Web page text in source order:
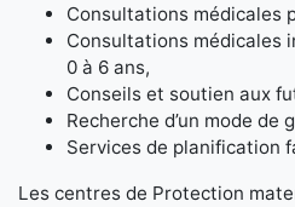
Consultations médicales
Consultations médicales
0 à 6 ans,
Conseils et soutien aux
Recherche d’un mode de
Services de planification
Les centres de Protection